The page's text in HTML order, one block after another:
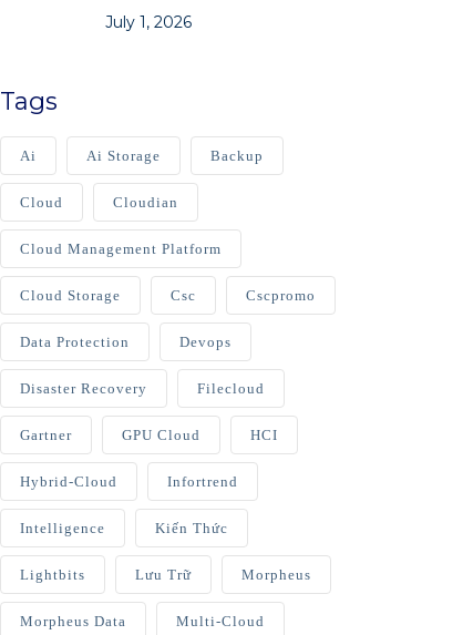
July 1, 2026
Tags
Ai Ai Storage Backup
Cloud Cloudian
Cloud Management Platform
Cloud Storage Csc Cscpromo
Data Protection Devops
Disaster Recovery Filecloud
Gartner GPU Cloud HCI
Hybrid-Cloud Infortrend
Intelligence Kiến Thức
Lightbits Lưu Trữ Morpheus
Morpheus Data Multi-Cloud